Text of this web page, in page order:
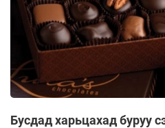
Бусдад харьцахад буруу